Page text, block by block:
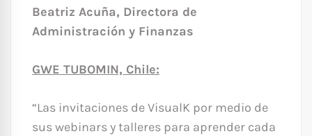
Beatriz Acuña, Directora de
Administración y Finanzas
GWE TUBOMIN, Chile:
“Las invitaciones de VisualK por medio de
sus webinars y talleres para aprender cada